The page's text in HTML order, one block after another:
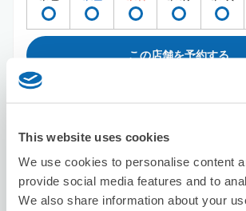
This website uses cookies
We use cookies to personalise content
provide social media features and to
We also share information about your
この店舗を予約する
インターナショナルフード
本日の営業時間: 09:00〜22:00